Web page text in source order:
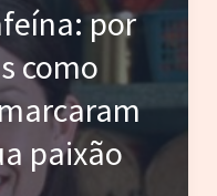
por
como
paixão